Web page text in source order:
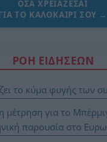
ΌΣΑ ΧΡΕΙΆΖΕΣΑΙ
ΤΟ ΚΑΛΟΚΑΊΡΙ ΣΟΥ →
ΡΟΗ ΕΙΔΗΣΕΩΝ
το κύμα φυγής των
μέτρηση για το
παρουσία στο